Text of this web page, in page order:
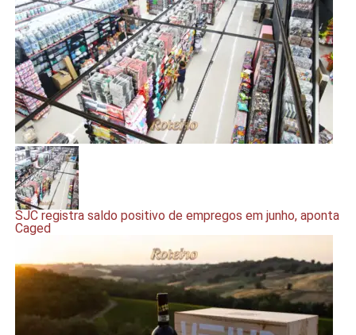
SJC registra saldo positivo de empregos em junho, aponta
Caged